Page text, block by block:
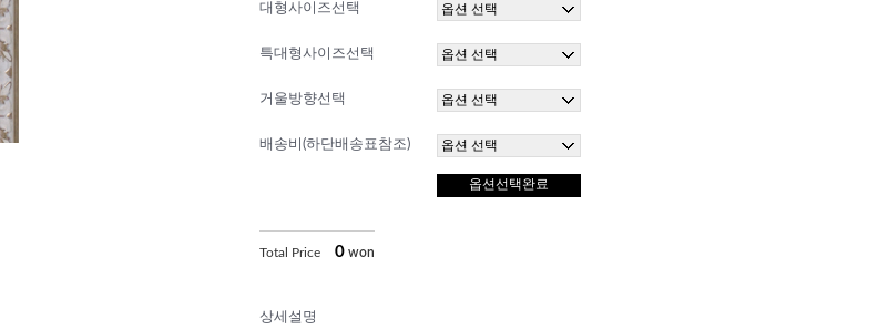
대형사이즈선택
특대형사이즈선택
거울방향선택
배송비(하단배송표참조)
옵션선택완료
Total Price 0 won
상세설명